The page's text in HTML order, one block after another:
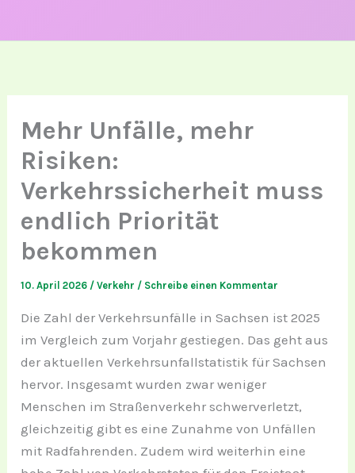
Mehr Unfälle, mehr
Risiken:
Verkehrssicherheit muss
endlich Priorität
bekommen
10. April 2026 /Verkehr / Schreibe einen Kommentar
Die Zahl der Verkehrsunfälle in Sachsen ist 2025
im Vergleich zum Vorjahr gestiegen. Das geht aus
der aktuellen Verkehrsunfallstatistik für Sachsen
hervor. Insgesamt wurden zwar weniger
Menschen im Straßenverkehr schwerverletzt,
gleichzeitig gibt es eine Zunahme von Unfällen
mit Radfahrenden. Zudem wird weiterhin eine